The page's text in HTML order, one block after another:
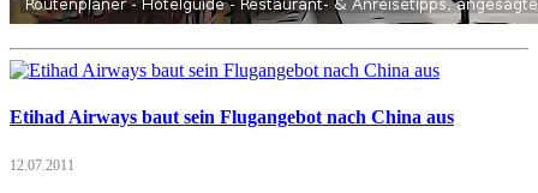
Etihad Airways baut sein Flugangebot nach China aus
12.07.2011